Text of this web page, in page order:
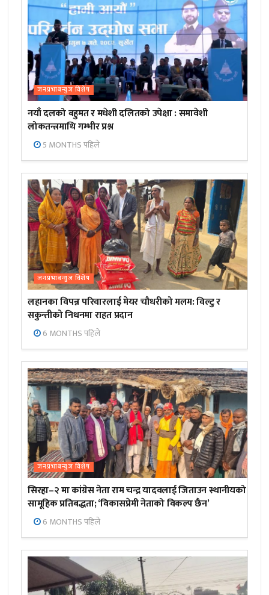
जनप्रभाबन्युज विशेष
नयाँ दलको बहुमत र मधेशी दलितको उपेक्षा : समावेशी
लोकतन्त्रमाथि गम्भीर प्रश्न
5 MONTHS पहिले
जनप्रभाबन्युज विशेष
लहानका विपन्न परिवारलाई मेयर चौधरीको मलम: विल्टु र
सकुन्तीको निधनमा राहत प्रदान
6 MONTHS पहिले
जनप्रभाबन्युज विशेष
सिरहा–२ मा कांग्रेस नेता राम चन्द्र यादवलाई जिताउन स्थानीयको
सामूहिक प्रतिबद्धता; ‘विकासप्रेमी नेताको विकल्प छैन’
6 MONTHS पहिले